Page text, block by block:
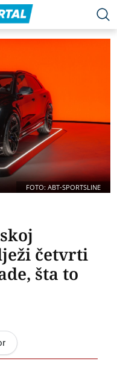
FOTO: ABT-SPORTSLINE
četvrti
šta to